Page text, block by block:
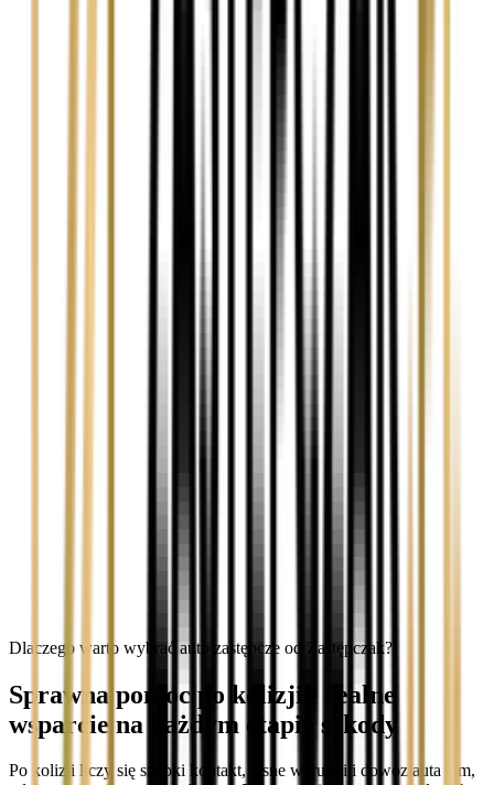
Dlaczego warto wybrać auto zastępcze od Zastępczak?
Sprawna pomoc po kolizji i realne
wsparcie na każdym etapie szkody
Po kolizji liczy się szybki kontakt, jasne warunki i dowóz auta tam,